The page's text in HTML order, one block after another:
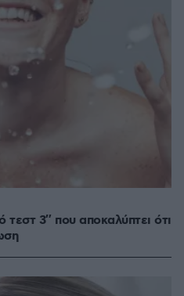
3″ που αποκαλύπτει ότι